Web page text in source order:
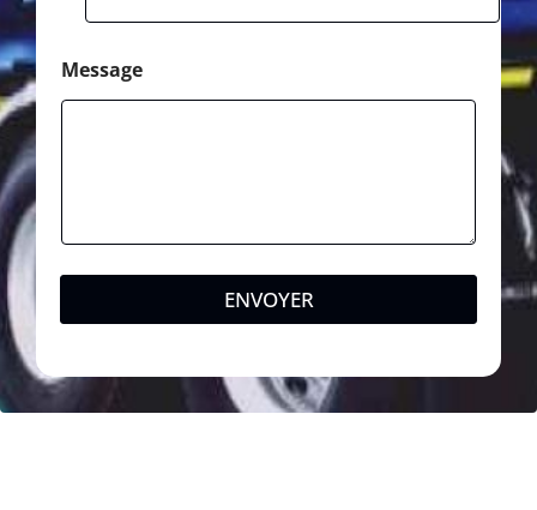
Message
ENVOYER